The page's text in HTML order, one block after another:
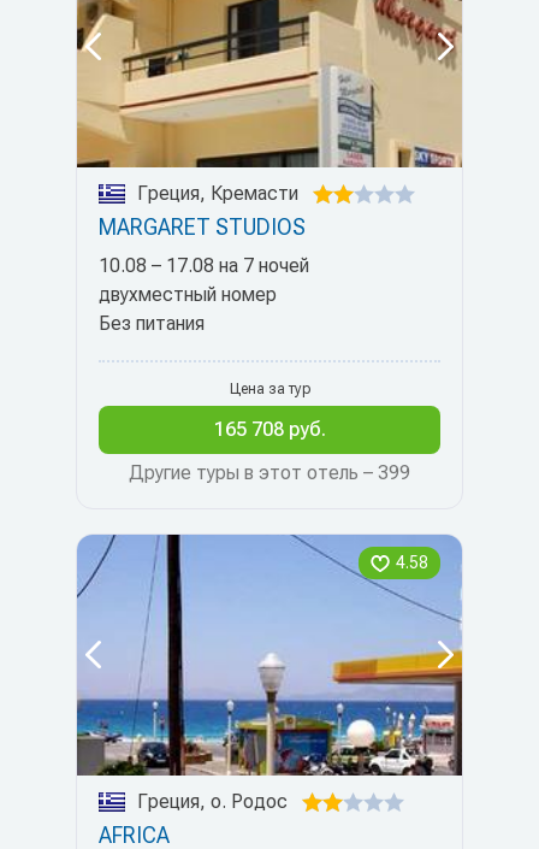
Греция, Кремасти
MARGARET STUDIOS
10.08 – 17.08 на 7 ночей
двухместный номер
Без питания
Другие туры в этот отель – 399
Цена за тур
165 708 руб.
4.58
Греция, о. Родос
AFRICA